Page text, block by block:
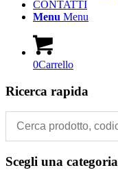
CONTATTI
Menu Menu
0Carrello
Ricerca rapida
Scegli una categoria